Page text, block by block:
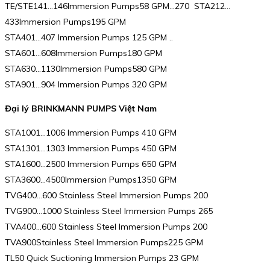
TE/STE141…146Immersion Pumps58 GPM…270 STA212…
433Immersion Pumps195 GPM
STA401…407 Immersion Pumps 125 GPM ..
STA601…608Immersion Pumps180 GPM
STA630…1130Immersion Pumps580 GPM
STA901…904 Immersion Pumps 320 GPM
Đại lý BRINKMANN PUMPS Việt Nam
STA1001…1006 Immersion Pumps 410 GPM
STA1301…1303 Immersion Pumps 450 GPM
STA1600…2500 Immersion Pumps 650 GPM
STA3600…4500Immersion Pumps1350 GPM
TVG400…600 Stainless Steel Immersion Pumps 200
TVG900…1000 Stainless Steel Immersion Pumps 265
TVA400…600 Stainless Steel Immersion Pumps 200
TVA900Stainless Steel Immersion Pumps225 GPM
TL50 Quick Suctioning Immersion Pumps 23 GPM